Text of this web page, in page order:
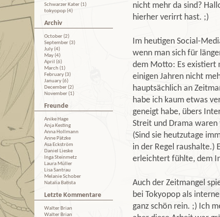
Schwarzer Kater (1)
tokyopop (4)
Archiv
October (2)
September (3)
July (4)
May (4)
April (6)
March (1)
February (3)
January (6)
December (2)
November (1)
Freunde
Anike Hage
Anja Kesting
Anna Hollmann
Anne Pätzke
Asa Eckström
Daniel Lieske
Inga Steinmetz
Laura Müller
Lisa Santrau
Melanie Schober
Natalia Batista
Letzte Kommentare
Walter Brian
Walter Brian
nicht mehr da sind?
hierher verirrt hast. ;)
Im heutigen Social-
wenn man sich für
dem Motto: Es existiert
einigen Jahren nicht
hauptsächlich an
habe ich kaum etwas
geneigt habe, übers
Streit und Drama
(Sind sie heutzutage
in der Regel raushalte.)
erleichtert fühlte, dem
Auch der Zeitmangel
bei Tokyopop als
ganz schön rein. ;) Ich